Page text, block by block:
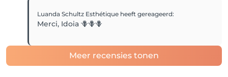
Luanda Schultz Esthétique heeft gereageerd:
Merci, Idoia 🪻🪻🪻
Meer recensies tonen